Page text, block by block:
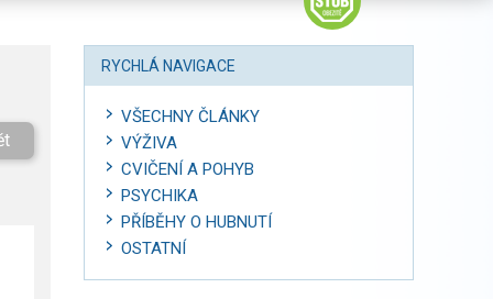
RYCHLÁ NAVIGACE
VŠECHNY ČLÁNKY
VÝŽIVA
CVIČENÍ A POHYB
PSYCHIKA
PŘÍBĚHY O HUBNUTÍ
OSTATNÍ